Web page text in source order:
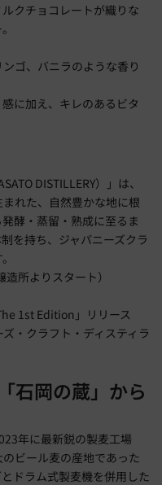
クチョコレートが織りな
ゴ、バニラのような香り
に加え、キレのあるビタ
DISTILLERY）」は、
れた、自然豊かな地に根
酵・蒸留・熟成に至るま
を持ち、ジャパニーズクラ
所よりスタート）
1st Edition」リリース
・クラフト・ディスティラ
石岡の蔵」から
年に最新鋭の製麦工場
のビール麦の産地であった
ドラム式製麦機を併用した